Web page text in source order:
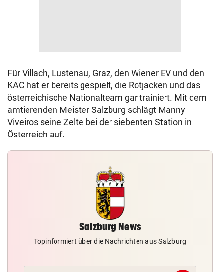
Für Villach, Lustenau, Graz, den Wiener EV und den
KAC hat er bereits gespielt, die Rotjacken und das
österreichische Nationalteam gar trainiert. Mit dem
amtierenden Meister Salzburg schlägt Manny
Viveiros seine Zelte bei der siebenten Station in
Österreich auf.
Salzburg News
Topinformiert über die Nachrichten aus Salzburg